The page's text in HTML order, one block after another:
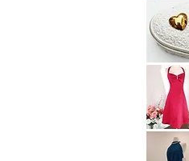
Pillow
Green
Dino
Kid
Extend2Fit
4-
in-
Years
Convertible
Child
Black
Vintage
George
Good
Shaped
Trinket
Box
Cream
Porcelain
Embossed
David